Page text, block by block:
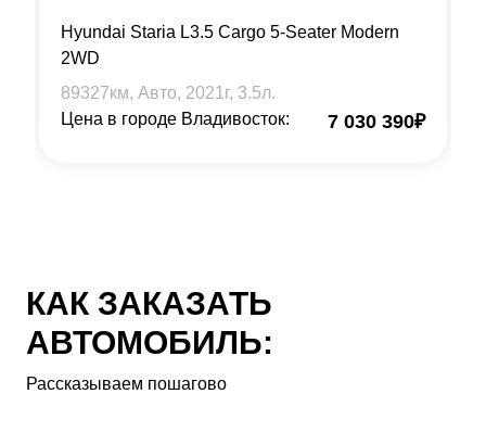
Hyundai Staria L3.5 Cargo 5-Seater Modern
2WD
89327км, Авто, 2021 г, 3.5л.
Цена в городе Владивосток:
7 030 390₽
КАК ЗАКАЗАТЬ
АВТОМОБИЛЬ:
Рассказываем пошагово